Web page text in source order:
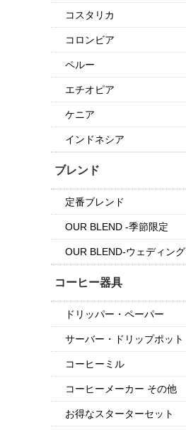
コスタリカ
コロンビア
ペルー
エチオピア
ケニア
インドネシア
ブレンド
定番ブレンド
OUR BLEND -季節限定
OUR BLEND-ウェディング
コーヒー器具
ドリッパー・ペーパー
サーバー・ドリップポット
コーヒーミル
コーヒーメーカー その他
お得なスターターセット